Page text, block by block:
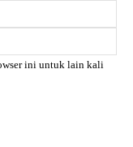
ini untuk lain kali